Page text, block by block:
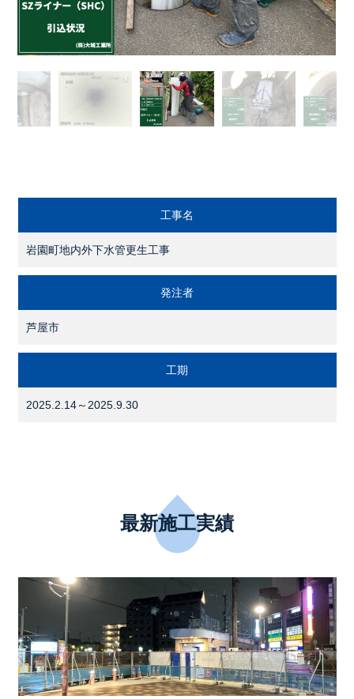
工事名
岩園町地内外下水管更生工事
発注者
芦屋市
工期
2025.2.14～2025.9.30
最新施工実績